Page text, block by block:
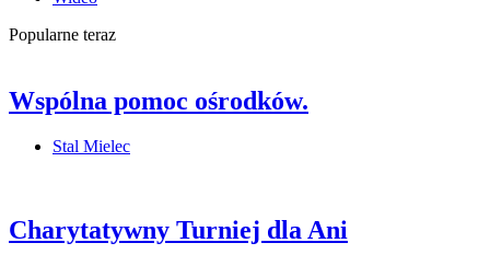
Popularne teraz
Wspólna pomoc ośrodków.
Stal Mielec
Charytatywny Turniej dla Ani